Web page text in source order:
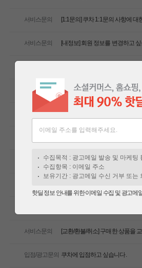
이메일 주소를 입력해주세요.
수집목적 : 광고메일 발송 및 마케팅
수집항목 : 이메일 주소
보유기간 : 광고메일 수신 거부 또는
핫딜 정보 안내를 위한 이메일 수집 및 광고메
서비스문의 [1:1문의] 쿠차 1:1문의 사항에
서비스문의 [내정보] 회원 정보를 변경하고
서비스문의 [메일링/푸시] 메일링 서비스를
서비스문의 [메일링/푸시] 휴대폰으로 전송되
서비스문의 [구매/배송] 주문한 상품의 구매
서비스문의 [교환/환불/취소] 구매한 상품을
입점/광고문의 쿠차에 입점하고 싶습니다.